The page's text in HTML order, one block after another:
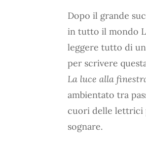
Dopo il grande
in tutto il mondo
leggere tutto di
per scrivere
La luce alla
ambientato tra
cuori delle lettrici
sognare.